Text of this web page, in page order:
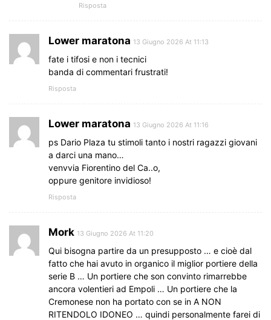
Risposta
Lower maratona 13 Giugno 2026 At 11:13
fate i tifosi e non i tecnici
banda di commentari frustrati!
Risposta
Lower maratona 13 Giugno 2026 At 11:16
ps Dario Plaza tu stimoli tanto i nostri ragazzi giovani
a darci una mano…
venvvia Fiorentino del Ca..o,
oppure genitore invidioso!
Risposta
Mork 13 Giugno 2026 At 11:20
Qui bisogna partire da un presupposto … e cioè dal
fatto che hai avuto in organico il miglior portiere della
serie B … Un portiere che son convinto rimarrebbe
ancora volentieri ad Empoli … Un portiere che la
Cremonese non ha portato con se in A NON
RITENDOLO IDONEO … quindi personalmente farei di